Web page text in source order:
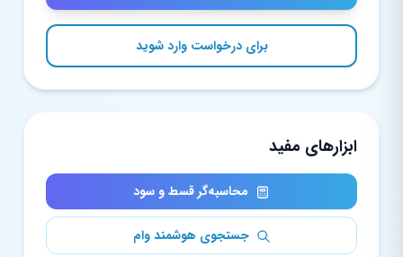
برای درخواست وارد شوید
ابزارهای مفید
محاسبه‌گر قسط و سود
جستجوی هوشمند وام